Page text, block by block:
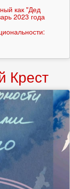
как "Дед
2023 года
Крест